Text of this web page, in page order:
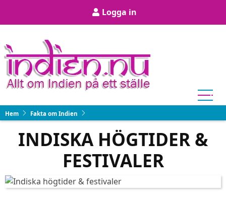
User
account
Logga in
Hem Fakta om Indien
INDISKA HÖGTIDER &
FESTIVALER